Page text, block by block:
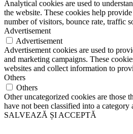
Analytical cookies are used to
the website. These cookies help
number of visitors, bounce rate, traffic
Advertisement
Advertisement
Advertisement cookies are used to
and marketing campaigns. These
websites and collect information to
Others
Others
Other uncategorized cookies are those
have not been classified into a category
SALVEAZĂ ȘI ACCEPTĂ